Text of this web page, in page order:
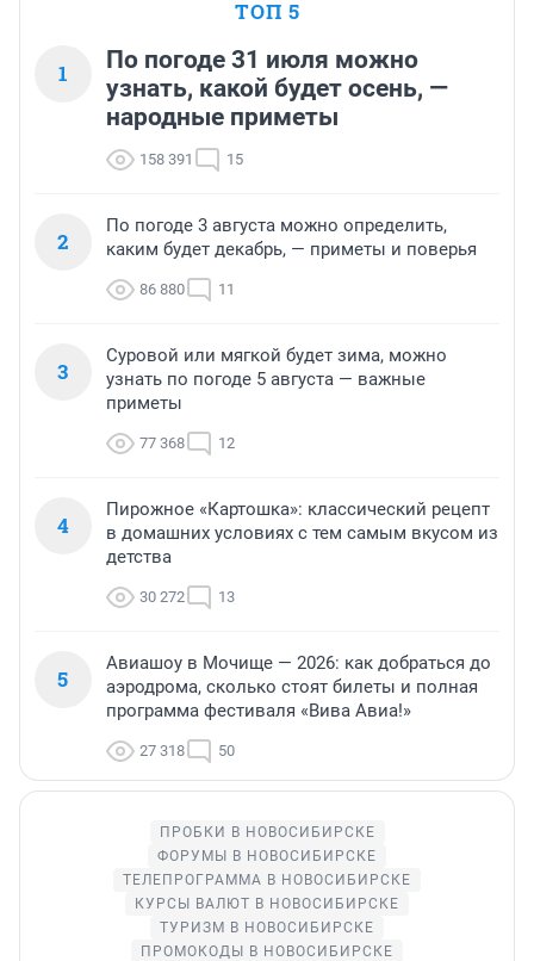
ТОП 5
1
По погоде 31 июля можно
узнать, какой будет осень, —
народные приметы
158 391 15
2
По погоде 3 августа можно определить,
каким будет декабрь, — приметы и поверья
86 880 11
3
Суровой или мягкой будет зима, можно
узнать по погоде 5 августа — важные
приметы
77 368 12
4
Пирожное «Картошка»: классический рецепт
в домашних условиях с тем самым вкусом из
детства
30 272 13
5
Авиашоу в Мочище — 2026: как добраться до
аэродрома, сколько стоят билеты и полная
программа фестиваля «Вива Авиа!»
27 318 50
ПРОБКИ В НОВОСИБИРСКЕ
ФОРУМЫ В НОВОСИБИРСКЕ
ТЕЛЕПРОГРАММА В НОВОСИБИРСКЕ
КУРСЫ ВАЛЮТ В НОВОСИБИРСКЕ
ТУРИЗМ В НОВОСИБИРСКЕ
ПРОМОКОДЫ В НОВОСИБИРСКЕ